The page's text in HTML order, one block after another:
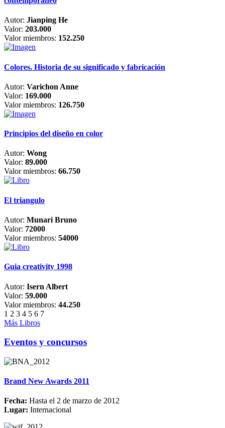
Autor: Jianping He
Valor: 203.000
Valor miembros: 152.250
Colores. Historia de su significado y fabricación
Autor: Varichon Anne
Valor: 169.000
Valor miembros: 126.750
Principios del diseño en color
Autor: Wong
Valor: 89.000
Valor miembros: 66.750
El triangulo
Autor: Munari Bruno
Valor: 72000
Valor miembros: 54000
Guia creativity 1998
Autor: Isern Albert
Valor: 59.000
Valor miembros: 44.250
1 2 3 4 5 6 7
Más Libros
Eventos y concursos
Brand New Awards 2011
Fecha: Hasta el 2 de marzo de 2012
Lugar: Internacional